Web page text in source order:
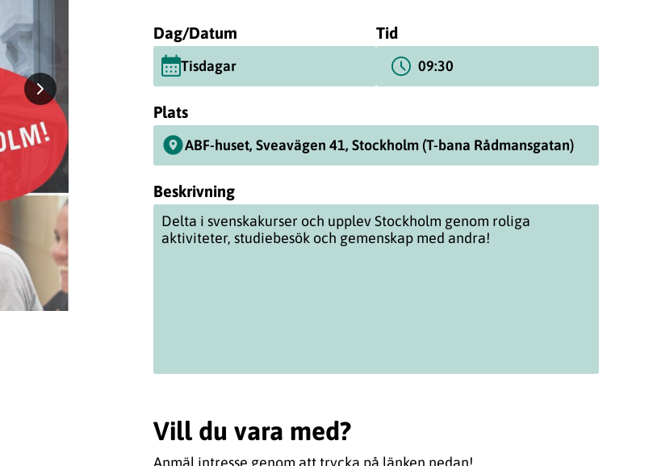
Dag/Datum
Tisdagar
Tid
09:30
Plats
ABF-huset, Sveavägen 41, Stockholm (T-bana Rådmansgatan)
Beskrivning
Delta i svenskakurser och upplev Stockholm genom roliga
aktiviteter, studiebesök och gemenskap med andra!
Vill du vara med?
Anmäl intresse genom att trycka på länken nedan!